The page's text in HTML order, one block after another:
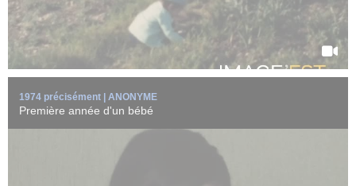
1974 précisément | ANONYME
Première année d'un bébé